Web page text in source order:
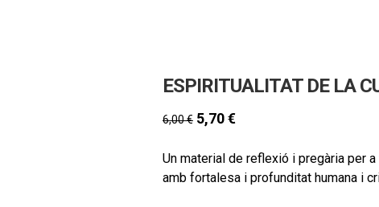
ESPIRITUALITAT DE LA
6,00€ 5,70€
Un material de reflexió i pregària per
amb fortalesa i profunditat humana i